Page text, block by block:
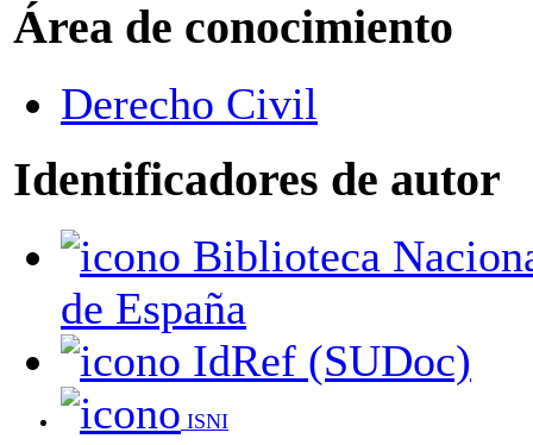
Área de conocimiento
Derecho Civil
Identificadores de autor
de España
IdRef (SUDoc)
ISNI